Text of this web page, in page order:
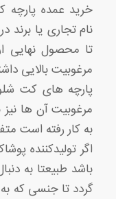
خرید عمده پارچه
نام تجاری یا برند
تا محصول نهایی
مرغوبیت بالایی
پارچه های کت
مرغوبیت آن ها
به کار رفته است
اگر تولیدکننده
باشد طبیعتا به
گردد تا جنسی که